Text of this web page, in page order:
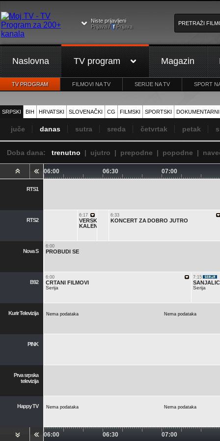
Niste prijavljeni
Prijava / fPrijava
Naslovna TV program Magazin
TV PROGRAM FILMOVI NA TV SERIJE NA TV SPORT
SRPSKI BIH HRVATSKI SLOVENAČKI CG FILMSKI SPORTSKI DOKUMENTARNI
juče danas sutra sreda četvrtak petak
Doba dana: trenutno | ujutro | prepodne | popodne |
06:00 06:30 07:00
RTS1
RTS2
Nova S
B92
Kurir Televizija
PINK
Prva srpska
televizija
Happy TV
Red TV
6:17
VERSKI
KALENDAR
6:33
KONCERT ZA DOBRO JUTRO
6:00
PROBUDI SE
6:00
CRTANI FILMOVI
Serija
7:15
Serija
Nema podataka Nema podataka
Nema podataka Nema podataka
06:00 06:30 07:00